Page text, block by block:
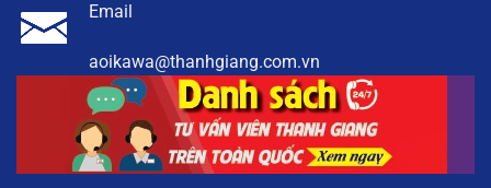
Email
aoikawa@thanhgiang.com.vn